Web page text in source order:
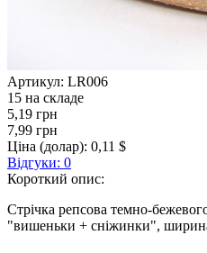
Артикул: LR006
15 на складе
5,19 грн
7,99 грн
Ціна (долар): 0,11 $
Відгуки: 0
Короткий опис:
Стрічка репсова темно-
"вишеньки + сніжинки",